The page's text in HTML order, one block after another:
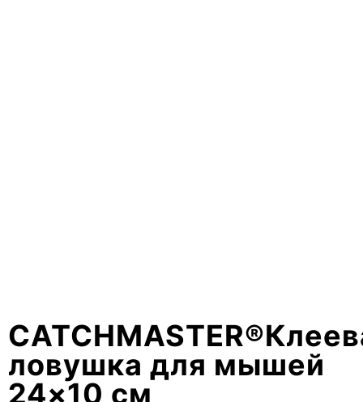
ловушка для мышей
24×10 см